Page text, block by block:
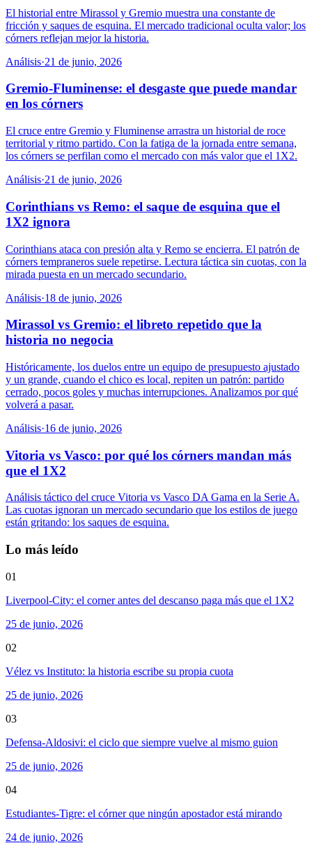
El historial entre Mirassol y Gremio muestra una constante de
fricción y saques de esquina. El mercado tradicional oculta valor; los
córners reflejan mejor la historia.
Análisis·21 de junio, 2026
Gremio-Fluminense: el desgaste que puede mandar
en los córners
El cruce entre Gremio y Fluminense arrastra un historial de roce
territorial y ritmo partido. Con la fatiga de la jornada entre semana,
los córners se perfilan como el mercado con más valor que el 1X2.
Análisis·21 de junio, 2026
Corinthians vs Remo: el saque de esquina que el
1X2 ignora
Corinthians ataca con presión alta y Remo se encierra. El patrón de
córners tempraneros suele repetirse. Lectura táctica sin cuotas, con la
mirada puesta en un mercado secundario.
Análisis·18 de junio, 2026
Mirassol vs Gremio: el libreto repetido que la
historia no negocia
Históricamente, los duelos entre un equipo de presupuesto ajustado
y un grande, cuando el chico es local, repiten un patrón: partido
cerrado, pocos goles y muchas interrupciones. Analizamos por qué
volverá a pasar.
Análisis·16 de junio, 2026
Vitoria vs Vasco: por qué los córners mandan más
que el 1X2
Análisis táctico del cruce Vitoria vs Vasco DA Gama en la Serie A.
Las cuotas ignoran un mercado secundario que los estilos de juego
están gritando: los saques de esquina.
Lo más leído
01
Liverpool-City: el corner antes del descanso paga más que el 1X2
25 de junio, 2026
02
Vélez vs Instituto: la historia escribe su propia cuota
25 de junio, 2026
03
Defensa-Aldosivi: el ciclo que siempre vuelve al mismo guion
25 de junio, 2026
04
Estudiantes-Tigre: el córner que ningún apostador está mirando
24 de junio, 2026